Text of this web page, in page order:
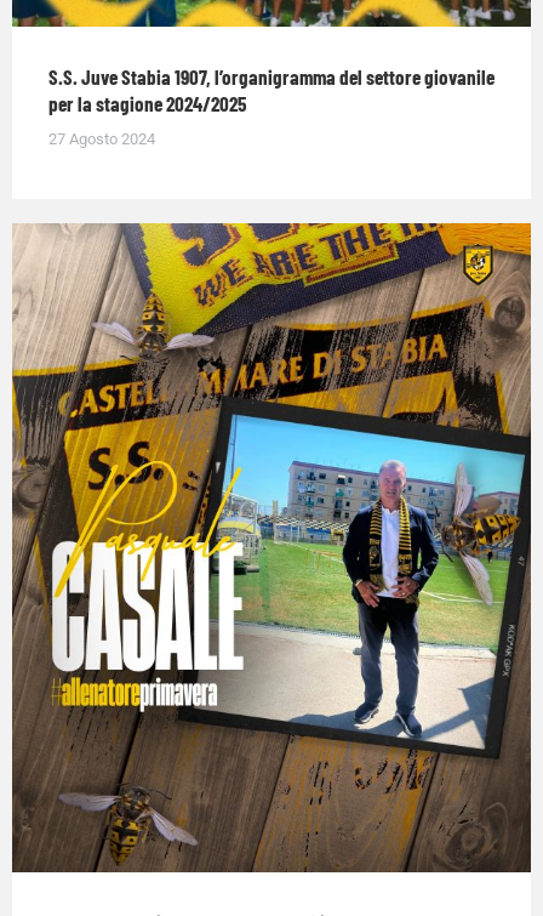
S.S. Juve Stabia 1907, l’organigramma del settore giovanile
per la stagione 2024/2025
27 Agosto 2024